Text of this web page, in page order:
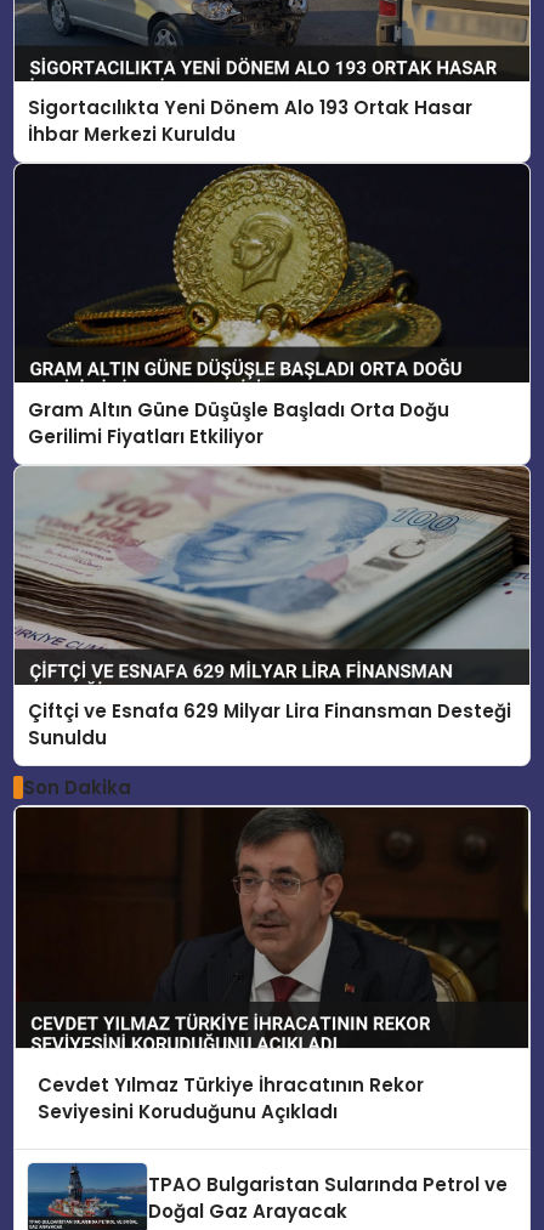
Sigortacılıkta Yeni Dönem Alo 193 Ortak Hasar
İhbar Merkezi Kuruldu
Gram Altın Güne Düşüşle Başladı Orta Doğu
Gerilimi Fiyatları Etkiliyor
Çiftçi ve Esnafa 629 Milyar Lira Finansman Desteği
Sunuldu
Son Dakika
Cevdet Yılmaz Türkiye İhracatının Rekor
Seviyesini Koruduğunu Açıkladı
TPAO Bulgaristan Sularında Petrol ve
Doğal Gaz Arayacak